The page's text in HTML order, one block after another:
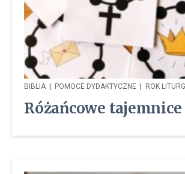
BIBLIA POMOCE DYDAKTYCZNE ROK
Różańcowe tajemnice